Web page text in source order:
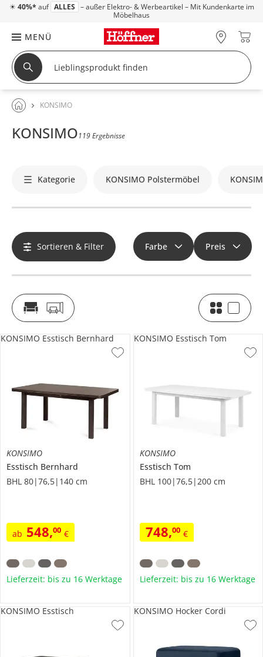
☀ 40%* auf ALLES – außer Elektro- & Werbeartikel – Mit Kundenkarte im
Möbelhaus
MENÜ
KONSIMO
KONSIMO119 Ergebnisse
Kategorie KONSIMO Polstermöbel
Sortieren & Filter Farbe Preis
KONSIMO
Esstisch Bernhard
BHL 80|76,5|140 cm
ab 548,00 €
KONSIMO Esstisch Bernhard
Lieferzeit: bis zu 16 Werktage
KONSIMO
Esstisch Tom
BHL 100|76,5|200 cm
748,00 €
KONSIMO Esstisch Tom
Lieferzeit: bis zu 16 Werktage
KONSIMO Esstisch KONSIMO Hocker Cordi